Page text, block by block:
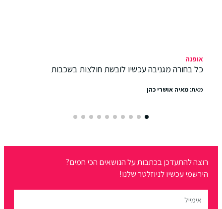
אופנה
כל בחורה מגניבה עכשיו לובשת חולצות בשכבות
מאת:מאיה אושרי כהן
רוצה להתעדכן בכתבות על הנושאים הכי חמים?
הירשמי עכשיו לניוזלטר שלנו!